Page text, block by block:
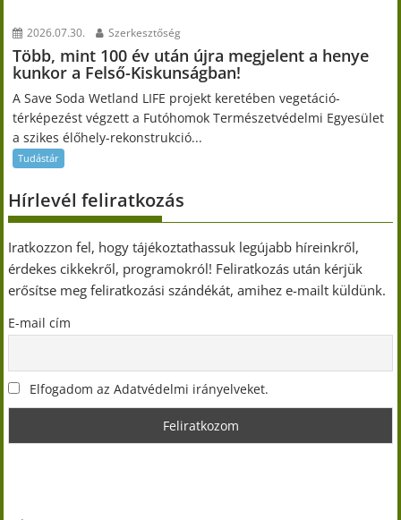
2026.07.30. Szerkesztőség
Több, mint 100 év után újra megjelent a henye
kunkor a Felső-Kiskunságban!
A Save Soda Wetland LIFE projekt keretében vegetáció-
térképezést végzett a Futóhomok Természetvédelmi Egyesület
a szikes élőhely-rekonstrukció...
Tudástár
Hírlevél feliratkozás
Iratkozzon fel, hogy tájékoztathassuk legújabb híreinkről,
érdekes cikkekről, programokról! Feliratkozás után kérjük
erősítse meg feliratkozási szándékát, amihez e-mailt küldünk.
E-mail cím
Elfogadom az Adatvédelmi irányelveket.